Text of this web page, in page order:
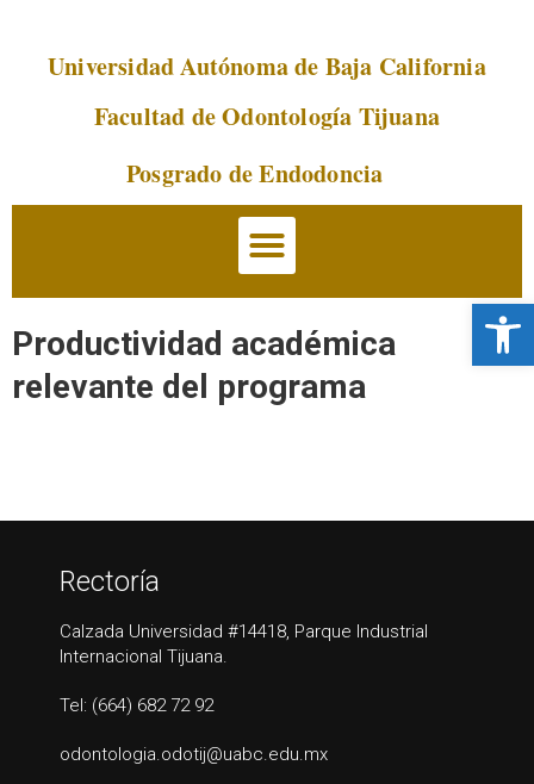
Abrir
SaltarUniversidad Autónoma de Baja California
Facultad de Odontología Tijuana
Posgrado de Endodoncia
Productividad académica
relevante del programa
Rectoría
Calzada Universidad #14418, Parque Industrial
Internacional Tijuana.
Tel: (664) 682 72 92
odontologia.odotij@uabc.edu.mx